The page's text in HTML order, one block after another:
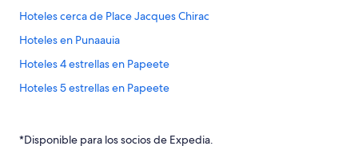
Hoteles cerca de Place Jacques Chirac
Hoteles en Punaauia
Hoteles 4 estrellas en Papeete
Hoteles 5 estrellas en Papeete
Casas de huéspedes en Papeete
*Disponible para los socios de Expedia.